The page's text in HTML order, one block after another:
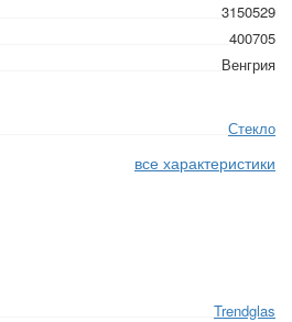
3150529
400705
Венгрия
Стекло
все характеристики
Trendglas